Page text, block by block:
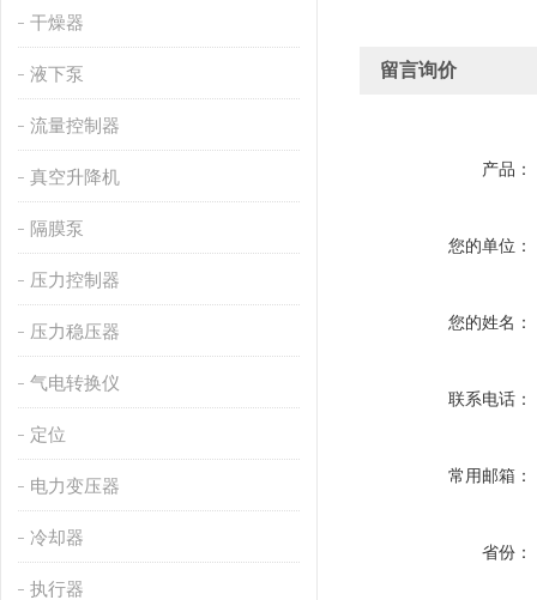
干燥器
液下泵
流量控制器
真空升降机
隔膜泵
压力控制器
压力稳压器
气电转换仪
定位
电力变压器
冷却器
执行器
留言询价
产品：
您的单位：
您的姓名：
联系电话：
常用邮箱：
省份：